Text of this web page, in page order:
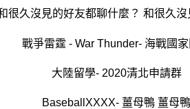
很久沒見的好友都聊什麼？ 和很久沒
戰爭雷霆 - War Thunder- 海戰國
大陸留學- 2020清北申請群
BaseballXXXX- 薑母鴨 薑母鴨